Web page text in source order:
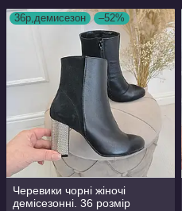
36р,демисезон –52%
Черевики чорні жіночі
демісезонні. 36 розмір